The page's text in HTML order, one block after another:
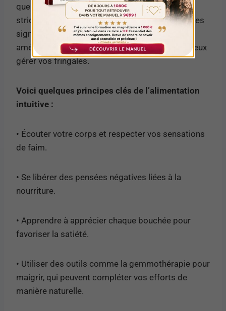
que de se conformer à des règles diététiques
strictes. En apprenant à reconnaître les véritables
signaux de faim et de satiété, vous pouvez
améliorer votre relation avec la nourriture et mieux
gérer vos fringales.
Voici quelques principes clés de l’alimentation
intuitive :
• Écouter votre corps et respecter vos sensations
de faim.
• Se libérer des pensées négatives liées à la
nourriture.
• Apprendre à apprécier chaque bouchée pour
favoriser la satiété.
• Utiliser des outils comme la gemmothérapie pour
maigrir, qui peuvent compléter vos efforts de
manière naturelle.